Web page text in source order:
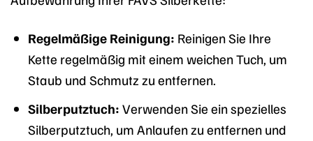
Regelmäßige Reinigung: Reinigen Sie Ihre
Kette regelmäßig mit einem weichen Tuch, um
Staub und Schmutz zu entfernen.
Silberputztuch: Verwenden Sie ein spezielles
Silberputztuch, um Anlaufen zu entfernen und